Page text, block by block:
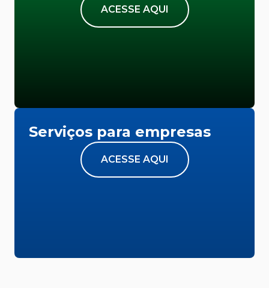
ACESSE AQUI
Serviços para empresas
ACESSE AQUI